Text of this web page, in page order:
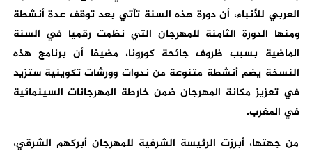
العربي للأنباء، أن دورة هذه السنة تأتي بعد توقف عدة أنشطة
ومنها الدورة الثامنة للمهرجان التي نظمت رقميا في السنة
الماضية بسبب ظروف جائحة كورونا، مضيفا أن برنامج هذه
النسخة يضم أنشطة متنوعة من ندوات وورشات تكوينية ستزيد
في تعزيز مكانة المهرجان ضمن خارطة المهرجانات السينمائية
في المغرب.
من جهتها، أبرزت الرئيسة الشرفية للمهرجان أبركهم الشرقي،